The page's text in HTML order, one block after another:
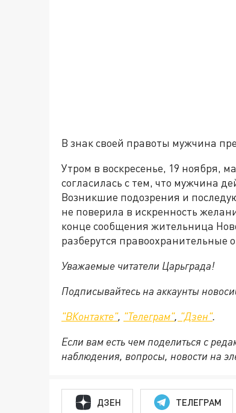
В знак своей правоты мужчина
Утром в воскресенье, 19 ноября,
согласилась с тем, что мужчина
Возникшие подозрения и
не поверила в искренность
конце сообщения жительница
разберутся
Уважаемые читатели Царьграда!
Подписывайтесь на аккаунты
"ВКонтакте", "Телеграм", "Дзен".
Если вам есть чем поделиться с
наблюдения, вопросы, новости на
ДЗЕН ТЕЛЕГРАМ